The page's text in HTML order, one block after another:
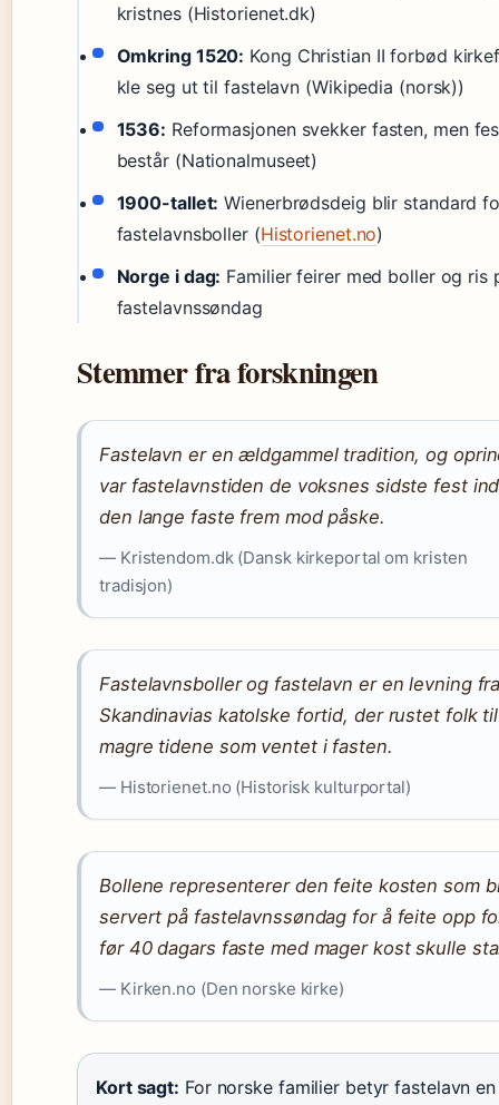
kristnes (Historienet.dk)
Omkring 1520: Kong Christian II forbød
kle seg ut til fastelavn (Wikipedia (norsk))
1536: Reformasjonen svekker fasten, men
består (Nationalmuseet)
1900-tallet: Wienerbrødsdeig blir standard
fastelavnsboller (Historienet.no)
Norge i dag: Familier feirer med boller og ris
fastelavnssøndag
Stemmer fra forskningen
Fastelavn er en ældgammel tradition, og
var fastelavnstiden de voksnes sidste fest
den lange faste frem mod påske.
— Kristendom.dk (Dansk kirkeportal om kristen
tradisjon)
Fastelavnsboller og fastelavn er en levning
Skandinavias katolske fortid, der rustet folk
magre tidene som ventet i fasten.
— Historienet.no (Historisk kulturportal)
Bollene representerer den feite kosten som
servert på fastelavnssøndag for å feite opp
før 40 dagars faste med mager kost skulle
— Kirken.no (Den norske kirke)
Kort sagt: For norske familier betyr fastelavn en